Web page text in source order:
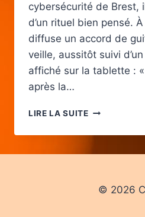
cybersécurité de Brest,
d’un rituel bien pensé. À
diffuse un accord de
veille, aussitôt suivi
affiché sur la tablette :
après la…
LIRE LA SUITECOMMENT
LES
CRÉATIVE
© 2026